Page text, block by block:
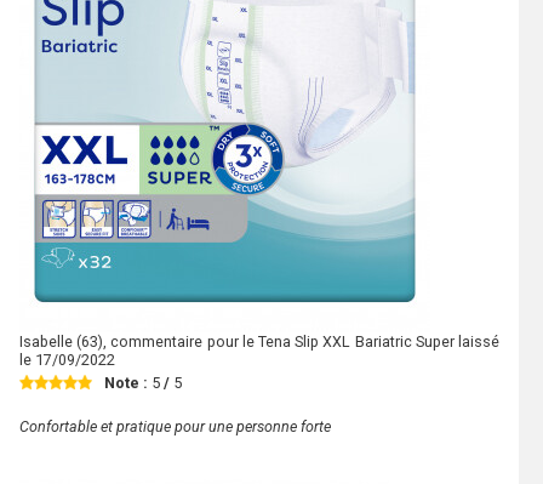
Isabelle (63), commentaire pour le Tena Slip XXL Bariatric Super laissé
le 17/09/2022
Note : 5 / 5
Confortable et pratique pour une personne forte